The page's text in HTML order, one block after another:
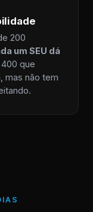
200
um SEU dá
que
mas não tem